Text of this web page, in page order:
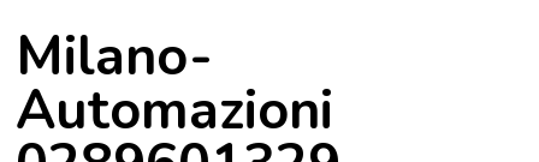
Milano-
Automazioni